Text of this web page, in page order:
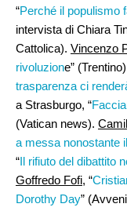
“Perché il populismo
intervista di Chiara
Cattolica). Vincenzo
rivoluzione”
trasparenza ci
a Strasburgo, “
(Vatican news).
a messa nonostante
“Il rifiuto del dibattito
Goffredo Fofi, “
Dorothy Day”